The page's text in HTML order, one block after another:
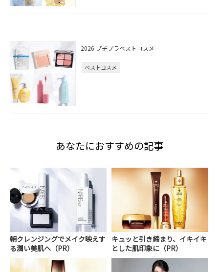
2026 プチプラベストコスメ
ベストコスメ
あなたにおすすめの記事
朝クレンジングでメイク映えす
る潤い美肌へ（PR）
キュッと引き締まり、イキイキ
とした肌印象に（PR）